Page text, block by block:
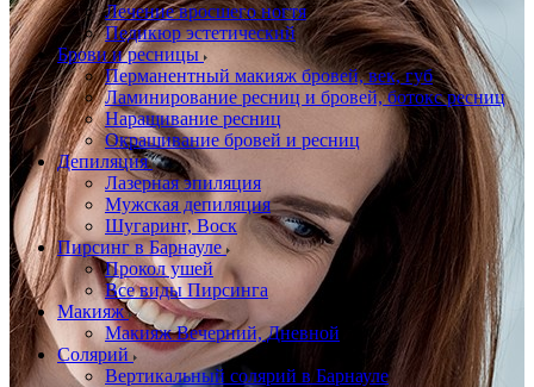
Лечение вросшего ногтя
Педикюр эстетический
Брови и ресницы
Перманентный макияж бровей, век, губ
Ламинирование ресниц и бровей, бoтoкс ресниц
Наращивание ресниц
Окрашивание бровей и ресниц
Депиляция
Лазерная эпиляция
Мужская депиляция
Шугаринг, Воск
Пирсинг в Барнауле
Прокол ушей
Все виды Пирсинга
Макияж
Макияж Вечерний, Дневной
Солярий
Вертикальный солярий в Барнауле